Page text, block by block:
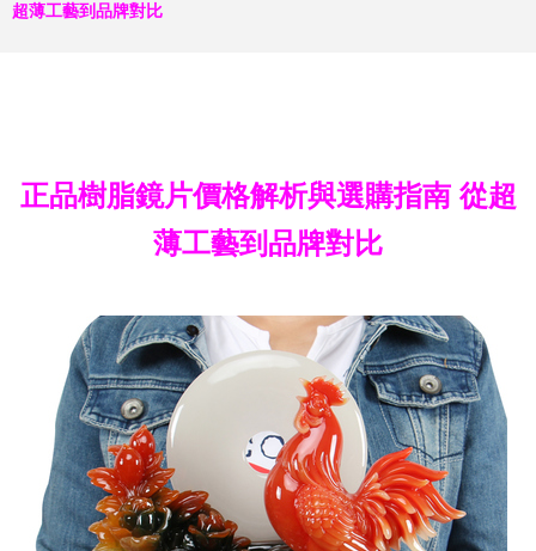
超薄工藝到品牌對比
正品樹脂鏡片價格解析與選購指南 從超
薄工藝到品牌對比